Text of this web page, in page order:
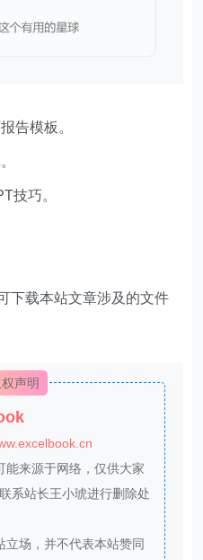
告模板。
技巧。
下载本站文章涉及的文件
声明
能来源于网络，仅供大家
系站长王小琥进行删除处
场，并不代表本站赞同